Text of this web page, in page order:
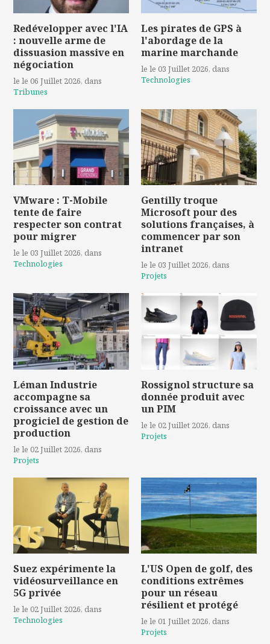
Redévelopper avec l'IA
: nouvelle arme de
dissuasion massive en
négociation
le le 06 Juillet 2026, dans
Tribunes
Les pirates de GPS à
l'abordage de la
marine marchande
le le 03 Juillet 2026, dans
Technologies
VMware : T-Mobile
tente de faire
respecter son contrat
pour migrer
le le 03 Juillet 2026, dans
Technologies
Gentilly troque
Microsoft pour des
solutions françaises, à
commencer par son
intranet
le le 03 Juillet 2026, dans
Projets
Léman Industrie
accompagne sa
croissance avec un
progiciel de gestion de
production
le le 02 Juillet 2026, dans
Projets
Rossignol structure sa
donnée produit avec
un PIM
le le 02 Juillet 2026, dans
Projets
Suez expérimente la
vidéosurveillance en
5G privée
le le 02 Juillet 2026, dans
Technologies
L'US Open de golf, des
conditions extrêmes
pour un réseau
résilient et protégé
le le 01 Juillet 2026, dans
Projets